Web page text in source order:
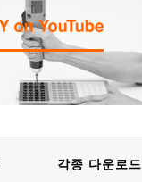
각종 다운로드